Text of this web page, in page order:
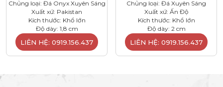
Chủng loại: Đá Onyx Xuyên Sáng
Xuất xứ: Pakistan
Kích thước: Khổ lớn
Độ dày: 1,8 cm
LIÊN HỆ: 0919.156.437
Chủng loại: Đá Xuyên Sáng
Xuất xứ: Ấn Độ
Kích thước: Khổ lớn
Độ dày: 2 cm
LIÊN HỆ: 0919.156.437